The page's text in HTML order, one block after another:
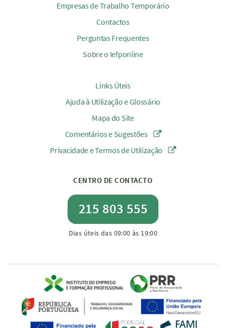
Empresas de Trabalho Temporário
Contactos
Perguntas Frequentes
Sobre o Iefponline
Links Úteis
Ajuda à Utilização e Glossário
Mapa do Site
Comentários e Sugestões
Privacidade e Termos de Utilização
CENTRO DE CONTACTO
215 803 555
Dias úteis das 09:00 às 19:00